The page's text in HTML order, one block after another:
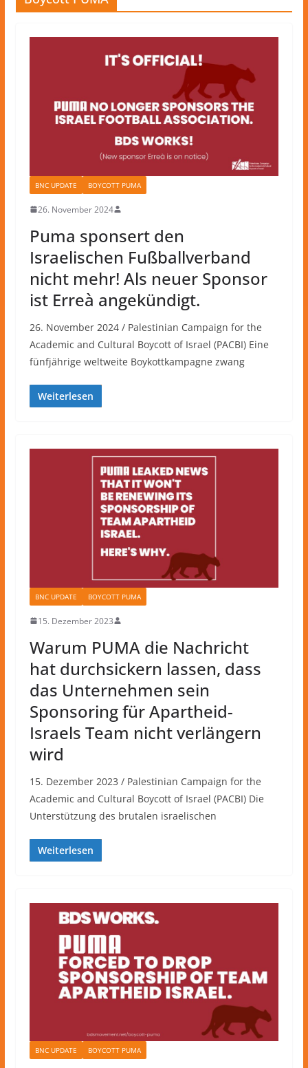
BNC UPDATE BOYCOTT PUMA
26. November 2024
Puma sponsert den
Israelischen Fußballverband
nicht mehr! Als neuer Sponsor
ist Erreà angekündigt.
26. November 2024 / Palestinian Campaign for the
Academic and Cultural Boycott of Israel (PACBI) Eine
fünfjährige weltweite Boykottkampagne zwang
Weiterlesen
BNC UPDATE BOYCOTT PUMA
15. Dezember 2023
Warum PUMA die Nachricht
hat durchsickern lassen, dass
das Unternehmen sein
Sponsoring für Apartheid-
Israels Team nicht verlängern
wird
15. Dezember 2023 / Palestinian Campaign for the
Academic and Cultural Boycott of Israel (PACBI) Die
Unterstützung des brutalen israelischen
Weiterlesen
BNC UPDATE BOYCOTT PUMA